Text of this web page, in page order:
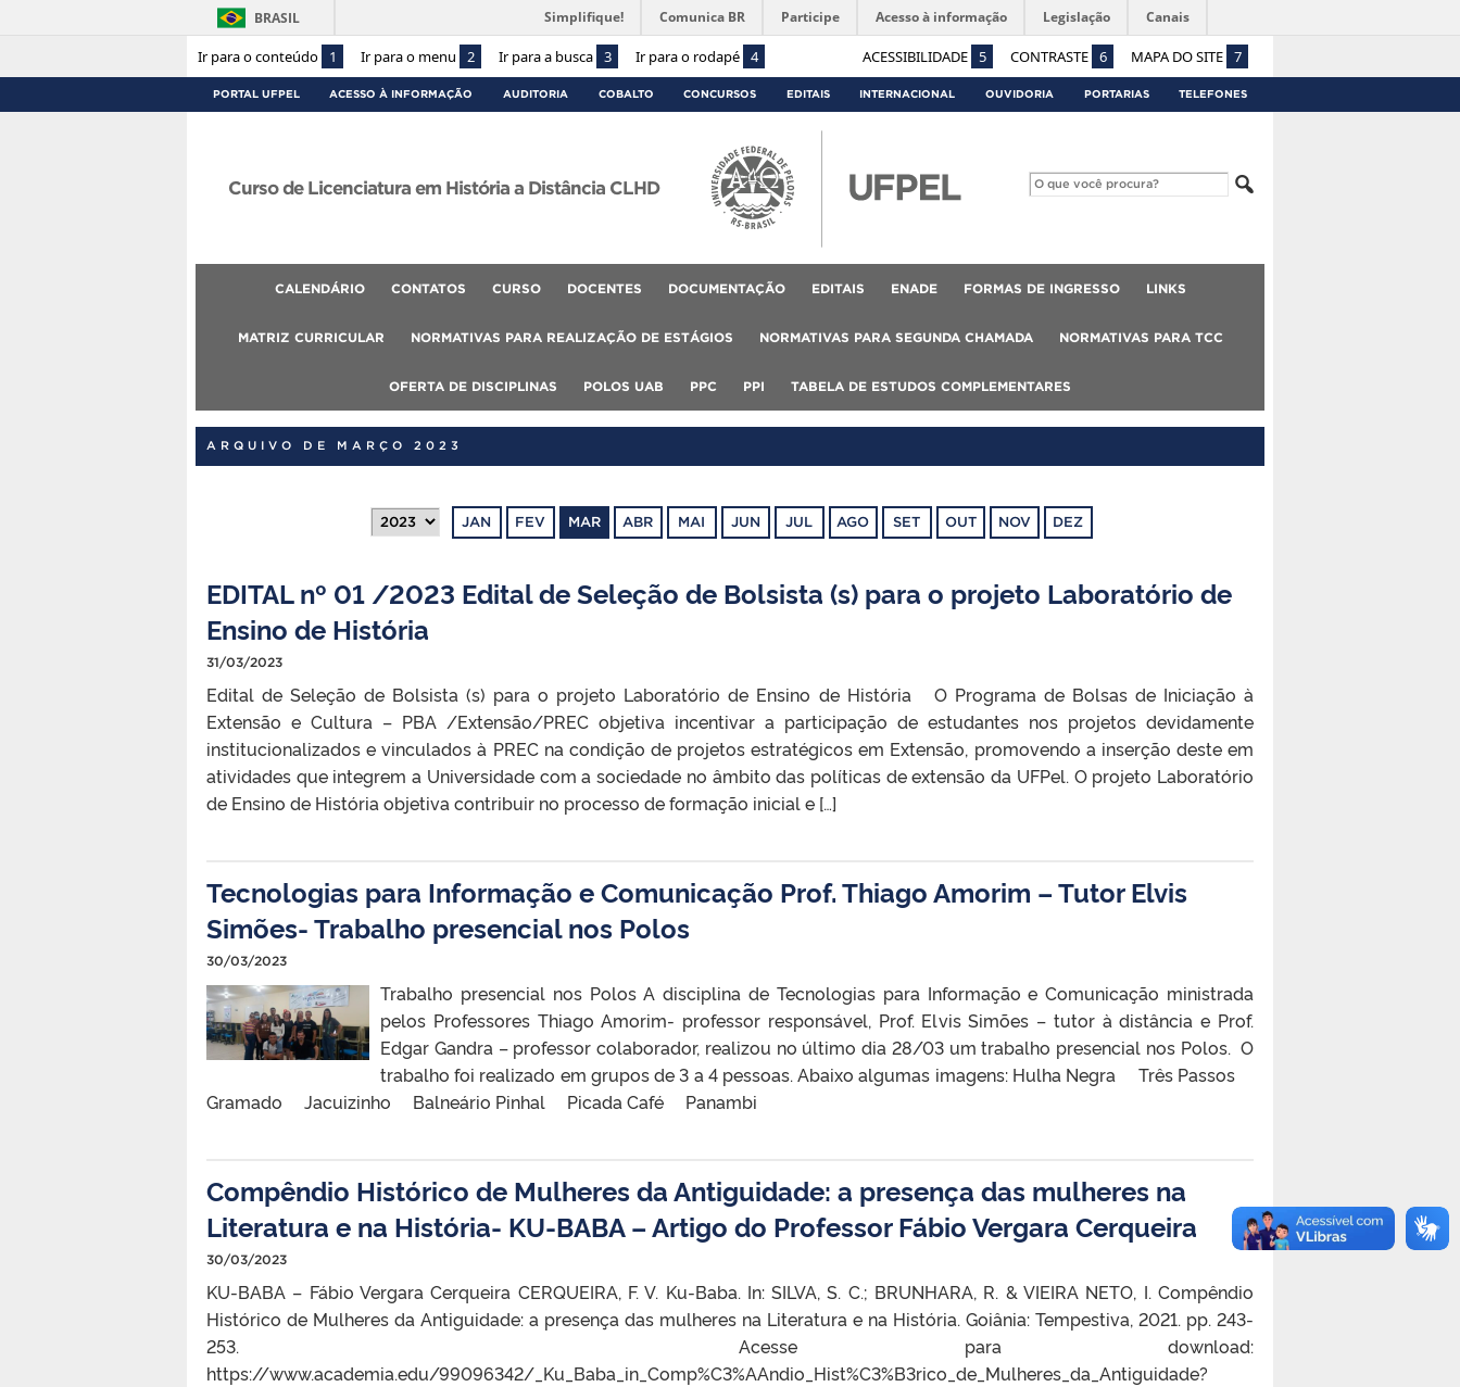
Ir para o conteúdo 1 Ir para o menu 2 Ir para a busca 3 Ir para o rodapé 4 ACESSIBILIDADE 5 CONTRASTE 6 MAPA DO SITE 7
BRASIL Simplifique! Comunica BR Participe Acesso à informação Legislação Canais
PORTAL UFPEL ACESSO À INFORMAÇÃO AUDITORIA COBALTO CONCURSOS EDITAIS INTERNACIONAL OUVIDORIA PORTARIAS TELEFONES
Curso de Licenciatura em História a Distância CLHD
CALENDÁRIO CONTATOS CURSO DOCENTES DOCUMENTAÇÃO EDITAIS ENADE FORMAS DE INGRESSO LINKS
MATRIZ CURRICULAR NORMATIVAS PARA REALIZAÇÃO DE ESTÁGIOS NORMATIVAS PARA SEGUNDA CHAMADA NORMATIVAS PARA TCC
OFERTA DE DISCIPLINAS POLOS UAB PPC PPI TABELA DE ESTUDOS COMPLEMENTARES
ARQUIVO DE MARÇO 2023
JAN FEV MAR ABR MAI JUN JUL AGO SET OUT NOV DEZ
EDITAL nº 01 /2023 Edital de Seleção de Bolsista (s) para o projeto Laboratório de
Ensino de História
31/03/2023
Edital de Seleção de Bolsista (s) para o projeto Laboratório de Ensino de História O Programa de Bolsas de Iniciação à
Extensão e Cultura – PBA /Extensão/PREC objetiva incentivar a participação de estudantes nos projetos devidamente
institucionalizados e vinculados à PREC na condição de projetos estratégicos em Extensão, promovendo a inserção deste em
atividades que integrem a Universidade com a sociedade no âmbito das políticas de extensão da UFPel. O projeto Laboratório
de Ensino de História objetiva contribuir no processo de formação inicial e […]
Tecnologias para Informação e Comunicação Prof. Thiago Amorim – Tutor Elvis
Simões- Trabalho presencial nos Polos
30/03/2023
Trabalho presencial nos Polos A disciplina de Tecnologias para Informação e Comunicação ministrada
pelos Professores Thiago Amorim- professor responsável, Prof. Elvis Simões – tutor à distância e Prof.
Edgar Gandra – professor colaborador, realizou no último dia 28/03 um trabalho presencial nos Polos. O
trabalho foi realizado em grupos de 3 a 4 pessoas. Abaixo algumas imagens: Hulha Negra Três Passos
Gramado Jacuizinho Balneário Pinhal Picada Café Panambi
Compêndio Histórico de Mulheres da Antiguidade: a presença das mulheres na
Literatura e na História- KU-BABA – Artigo do Professor Fábio Vergara Cerqueira
30/03/2023
KU-BABA – Fábio Vergara Cerqueira CERQUEIRA, F. V. Ku-Baba. In: SILVA, S. C.; BRUNHARA, R. & VIEIRA NETO, I. Compêndio
Histórico de Mulheres da Antiguidade: a presença das mulheres na Literatura e na História. Goiânia: Tempestiva, 2021. pp. 243-
253. Acesse para download:
https://www.academia.edu/99096342/_Ku_Baba_in_Comp%C3%AAndio_Hist%C3%B3rico_de_Mulheres_da_Antiguidade?